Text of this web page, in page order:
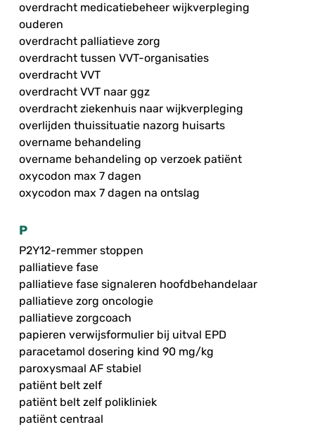
overdracht medicatiebeheer wijkverpleging
ouderen
overdracht palliatieve zorg
overdracht tussen VVT-organisaties
overdracht VVT
overdracht VVT naar ggz
overdracht ziekenhuis naar wijkverpleging
overlijden thuissituatie nazorg huisarts
overname behandeling
overname behandeling op verzoek patiënt
oxycodon max 7 dagen
oxycodon max 7 dagen na ontslag
P
P2Y12-remmer stoppen
palliatieve fase
palliatieve fase signaleren hoofdbehandelaar
palliatieve zorg oncologie
palliatieve zorgcoach
papieren verwijsformulier bij uitval EPD
paracetamol dosering kind 90 mg/kg
paroxysmaal AF stabiel
patiënt belt zelf
patiënt belt zelf polikliniek
patiënt centraal